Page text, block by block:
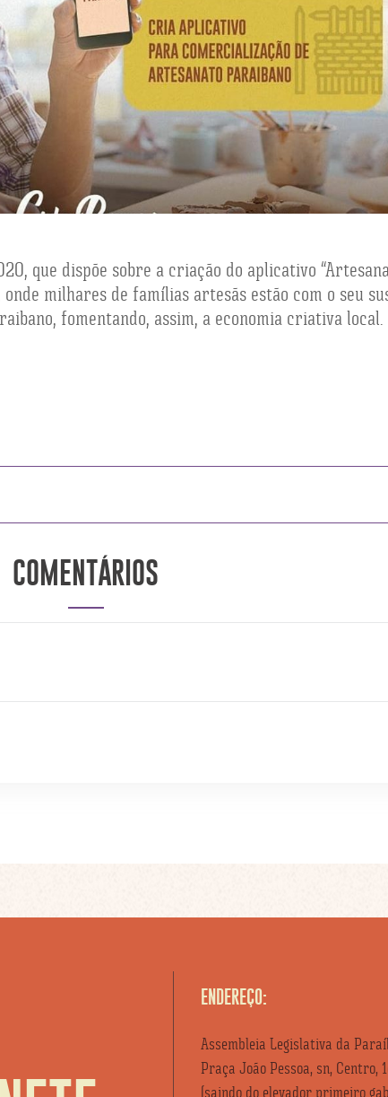
que dispõe sobre a criação do aplicativo
milhares de famílias artesãs estão com o seu
fomentando, assim, a economia criativa local.
COMENTÁRIOS
ENDEREÇO:
Assembleia Legislativa da
Praça João Pessoa, sn, Centro,